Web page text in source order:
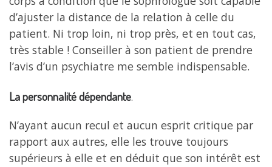
d’ajuster la distance de la relation à celle du
patient. Ni trop loin, ni trop près, et en tout cas,
très stable ! Conseiller à son patient de prendre
l’avis d’un psychiatre me semble indispensable.
La personnalité dépendante.
N’ayant aucun recul et aucun esprit critique par
rapport aux autres, elle les trouve toujours
supérieurs à elle et en déduit que son intérêt est